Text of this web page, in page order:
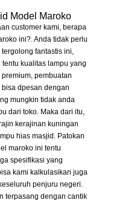
Model Maroko
customer kami, berapa
ini?. Anda tidak perlu
fantastis ini,
kualitas lampu yang
pembuatan
dpesan dengan
mungkin tidak anda
dari toko. Maka dari itu,
kerajinan kuningan
hias masjid. Patokan
maroko ini tentu
spesifikasi yang
kami kalkulasikan juga
penjuru negeri.
terpasang dengan cantik